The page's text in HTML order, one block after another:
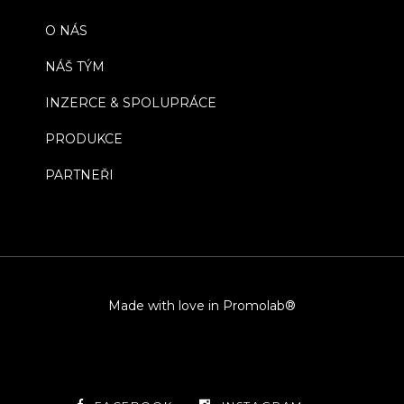
O NÁS
NÁŠ TÝM
INZERCE & SPOLUPRÁCE
PRODUKCE
PARTNEŘI
Made with love in Promolab®